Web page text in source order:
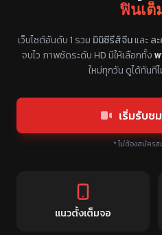
ฟินเต็
เว็บไซต์อันดับ 1 รวม มินิซีรีส์จีนและ ล
จบไว ภาพชัดระดับ HD มีให้เลือกทั้ง
ใหม่ทุกวัน ดูได้ทันที
เริ่มรับช
* ไม่ต้องสมัคร
แนวตั้งเต็มจอ